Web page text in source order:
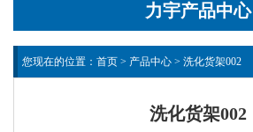
力宇产品中心
您现在的位置： 首页 > 产品中心 > 洗化货架002
洗化货架002